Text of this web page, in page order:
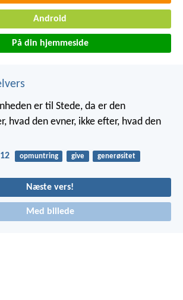
Android
På din hjemmeside
er til Stede, da er den
hvad den evner, ikke efter, hvad den
opmuntring give generøsitet
Næste vers!
Med billede